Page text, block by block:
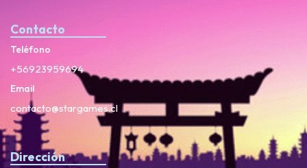
Contacto
Teléfono
+56923959694
Email
contacto@stargames.cl
Dirección